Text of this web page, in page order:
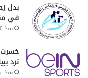
في
منذ 20 ساعة
خسرت
ترد
منذ